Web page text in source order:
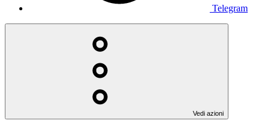
Telegram
Vedi azioni